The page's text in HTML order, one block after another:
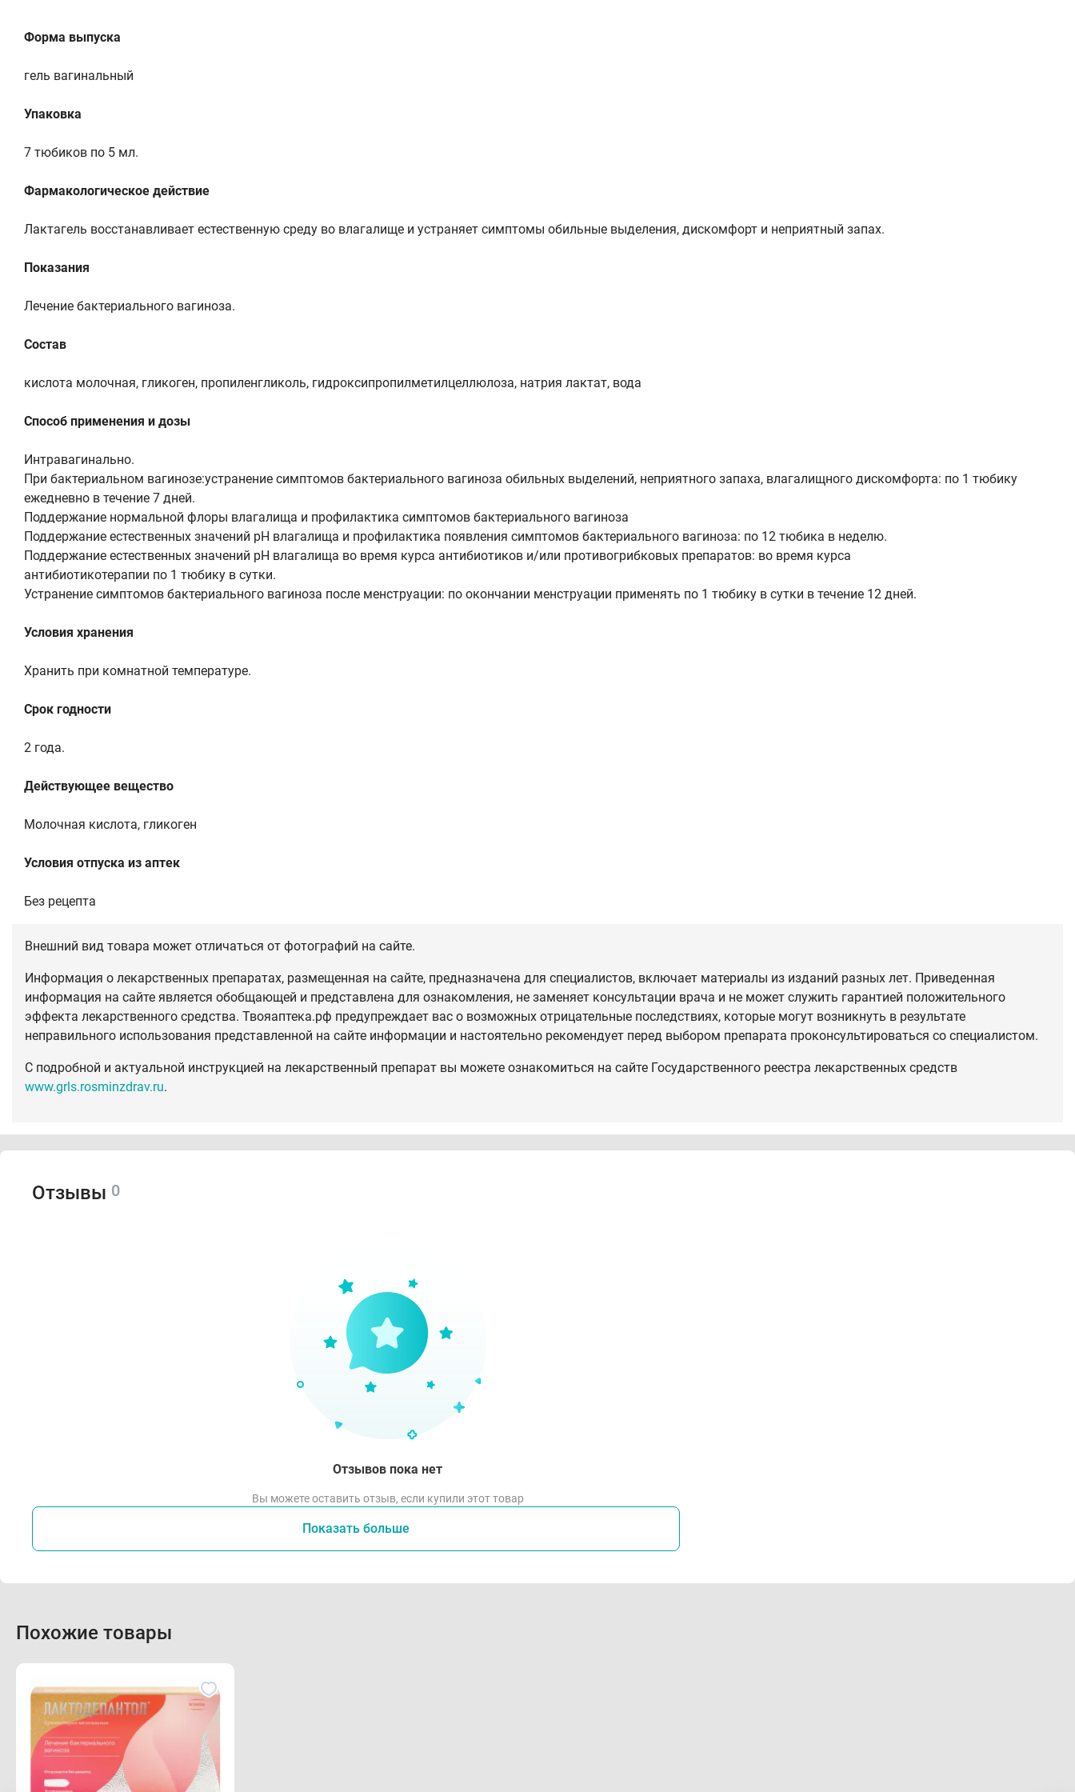
Форма выпуска
гель вагинальный
Упаковка
7 тюбиков по 5 мл.
Фармакологическое действие
Лактагель восстанавливает естественную среду во влагалище и устраняет симптомы обильные выделения, дискомфорт и неприятный запах.
Показания
Лечение бактериального вагиноза.
Состав
кислота молочная, гликоген, пропиленгликоль, гидроксипропилметилцеллюлоза, натрия лактат, вода
Способ применения и дозы
Интравагинально.
При бактериальном вагинозе:устранение симптомов бактериального вагиноза обильных выделений, неприятного запаха, влагалищного дискомфорта: по 1 тюбику
ежедневно в течение 7 дней.
Поддержание нормальной флоры влагалища и профилактика симптомов бактериального вагиноза
Поддержание естественных значений рН влагалища и профилактика появления симптомов бактериального вагиноза: по 12 тюбика в неделю.
Поддержание естественных значений рН влагалища во время курса антибиотиков и/или противогрибковых препаратов: во время курса
антибиотикотерапии по 1 тюбику в сутки.
Устранение симптомов бактериального вагиноза после менструации: по окончании менструации применять по 1 тюбику в сутки в течение 12 дней.
Условия хранения
Хранить при комнатной температуре.
Срок годности
2 года.
Действующее вещество
Молочная кислота, гликоген
Условия отпуска из аптек
Без рецепта
Внешний вид товара может отличаться от фотографий на сайте.
Информация о лекарственных препаратах, размещенная на сайте, предназначена для специалистов, включает материалы из изданий разных лет. Приведенная
информация на сайте является обобщающей и представлена для ознакомления, не заменяет консультации врача и не может служить гарантией положительного
эффекта лекарственного средства. Твояаптека.рф предупреждает вас о возможных отрицательные последствиях, которые могут возникнуть в результате
неправильного использования представленной на сайте информации и настоятельно рекомендует перед выбором препарата проконсультироваться со специалистом.
С подробной и актуальной инструкцией на лекарственный препарат вы можете ознакомиться на сайте Государственного реестра лекарственных средств
www.grls.rosminzdrav.ru.
Отзывы 0
Отзывов пока нет
Вы можете оставить отзыв, если купили этот товар
Показать больше
Похожие товары